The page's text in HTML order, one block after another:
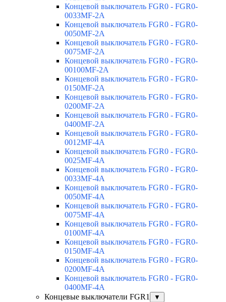
Концевой выключатель FGR0 - FGR0-
0033MF-2A
Концевой выключатель FGR0 - FGR0-
0050MF-2A
Концевой выключатель FGR0 - FGR0-
0075MF-2A
Концевой выключатель FGR0 - FGR0-
00100MF-2A
Концевой выключатель FGR0 - FGR0-
0150MF-2A
Концевой выключатель FGR0 - FGR0-
0200MF-2A
Концевой выключатель FGR0 - FGR0-
0400MF-2A
Концевой выключатель FGR0 - FGR0-
0012MF-4A
Концевой выключатель FGR0 - FGR0-
0025MF-4A
Концевой выключатель FGR0 - FGR0-
0033MF-4A
Концевой выключатель FGR0 - FGR0-
0050MF-4A
Концевой выключатель FGR0 - FGR0-
0075MF-4A
Концевой выключатель FGR0 - FGR0-
0100MF-4A
Концевой выключатель FGR0 - FGR0-
0150MF-4A
Концевой выключатель FGR0 - FGR0-
0200MF-4A
Концевой выключатель FGR0 - FGR0-
0400MF-4A
Концевые выключатели FGR1
▼